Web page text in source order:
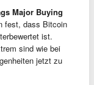
Major Buying
fest, dass Bitcoin
ist.
sind wie bei
jetzt zu